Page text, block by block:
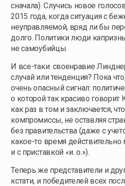
сначала). Случись новое
2015 года, когда ситуация с
неуправляемой, вряд ли бы
долго. Политики люди
не самоубийцы.
И все-таки: своенравие
случай или тенденция? Пока
очень опасный сигнал:
о которой так красиво говорит
как раз в том и заключается,
компромиссы, не оставляя
без правительства (даже с
какое-то время действительно
и с приставкой «и. о.»).
Теперь же представители и
кстати, и победителей всех